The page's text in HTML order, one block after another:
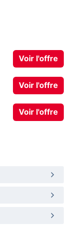
Voir l'offre
Voir l'offre
Voir l'offre